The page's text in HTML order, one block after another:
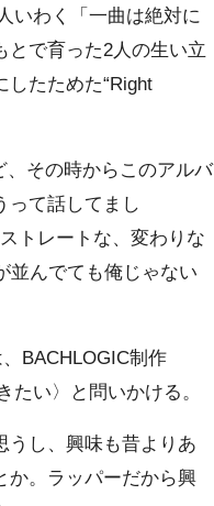
いわく「一曲は絶対に
とで育った2人の生い立
たためた“Right
、その時からこのアルバ
って話してまし
トレートな、変わりな
並んでても俺じゃない
BACHLOGIC制作
たい〉と問いかける。
うし、興味も昔よりあ
か。ラッパーだから興